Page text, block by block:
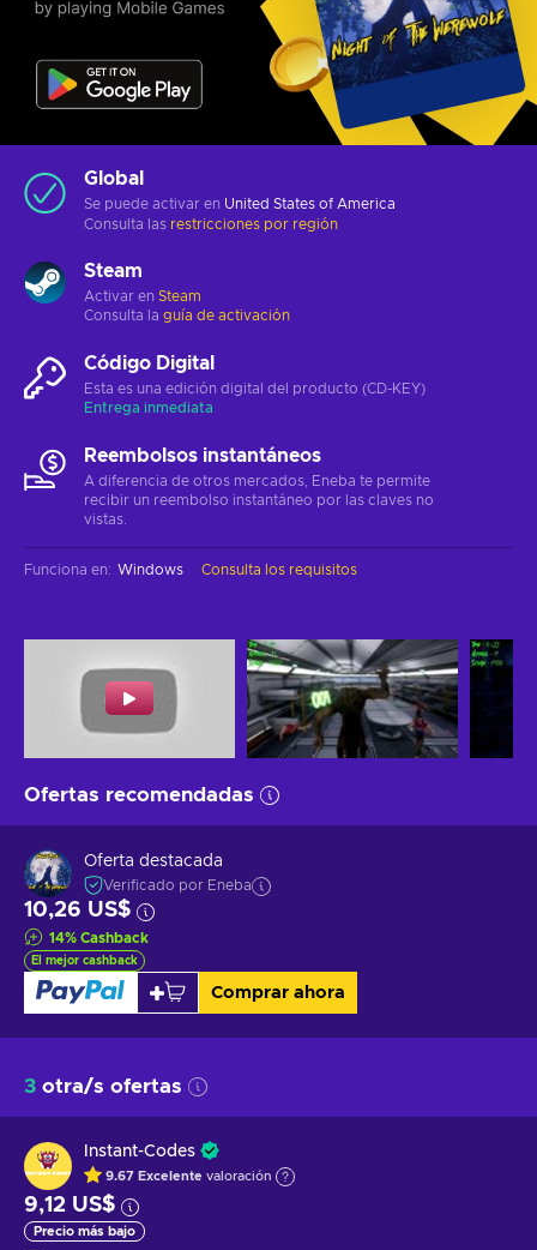
Global
Se puede activar en United States of America
Consulta las restricciones por región
Steam
Activar en Steam
Consulta la guía de activación
Código Digital
Esta es una edición digital del producto (CD-KEY)
Entrega inmediata
Reembolsos instantáneos
A diferencia de otros mercados, Eneba te permite
recibir un reembolso instantáneo por las claves no
vistas.
Funciona en: Windows Consulta los requisitos
Ofertas recomendadas
Oferta destacada
Verificado por Eneba
10,26 US$
14% Cashback
El mejor cashback
Comprar ahora
3 otra/s ofertas
Instant-Codes
9.67 Excelente valoración
9,12 US$
Precio más bajo